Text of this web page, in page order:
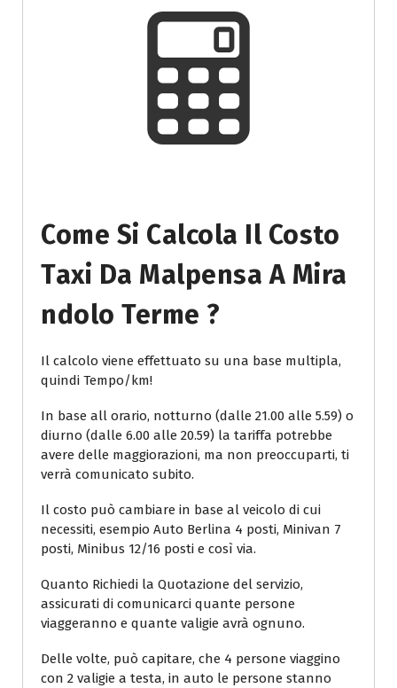
Come Si Calcola Il Costo
Taxi Da Malpensa A Mira
Ndolo Terme ?
Il calcolo viene effettuato su una base multipla,
quindi Tempo/km!
In base all orario, notturno (dalle 21.00 alle 5.59) o
diurno (dalle 6.00 alle 20.59) la tariffa potrebbe
avere delle maggiorazioni, ma non preoccuparti, ti
verrà comunicato subito.
Il costo può cambiare in base al veicolo di cui
necessiti, esempio Auto Berlina 4 posti, Minivan 7
posti, Minibus 12/16 posti e così via.
Quanto Richiedi la Quotazione del servizio,
assicurati di comunicarci quante persone
viaggeranno e quante valigie avrà ognuno.
Delle volte, può capitare, che 4 persone viaggino
con 2 valigie a testa, in auto le persone stanno